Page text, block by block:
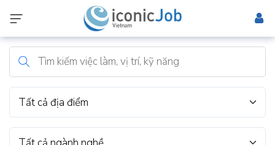
Tất cả địa điểm